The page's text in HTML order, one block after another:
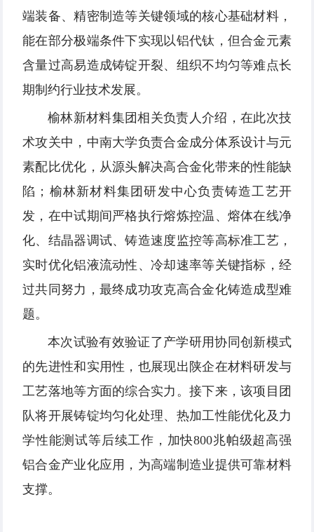
端装备、精密制造等关键领域的核心基础材料，
能在部分极端条件下实现以铝代钛，但合金元素
含量过高易造成铸锭开裂、组织不均匀等难点长
期制约行业技术发展。
榆林新材料集团相关负责人介绍，在此次技
术攻关中，中南大学负责合金成分体系设计与元
素配比优化，从源头解决高合金化带来的性能缺
陷；榆林新材料集团研发中心负责铸造工艺开
发，在中试期间严格执行熔炼控温、熔体在线净
化、结晶器调试、铸造速度监控等高标准工艺，
实时优化铝液流动性、冷却速率等关键指标，经
过共同努力，最终成功攻克高合金化铸造成型难
题。
本次试验有效验证了产学研用协同创新模式
的先进性和实用性，也展现出陕企在材料研发与
工艺落地等方面的综合实力。接下来，该项目团
队将开展铸锭均匀化处理、热加工性能优化及力
学性能测试等后续工作，加快800兆帕级超高强
铝合金产业化应用，为高端制造业提供可靠材料
支撑。